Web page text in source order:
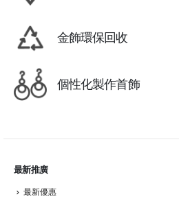
金飾環保回收
個性化製作首飾
最新推廣
最新優惠